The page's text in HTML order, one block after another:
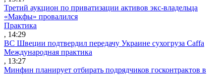
Третий аукцион по приватизации активов экс-владельца
«Макфы» провалился
Практика
, 14:29
ВС Швеции подтвердил передачу Украине сухогруза Caffa
Международная практика
, 13:27
Минфин планирует отбирать подрядчиков госконтрактов в